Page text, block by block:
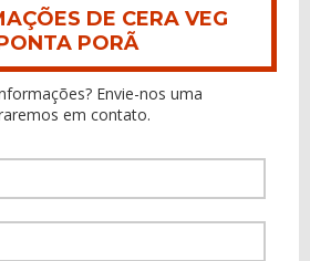
DE CERA VEG
PORÃ
Envie-nos uma
em contato.